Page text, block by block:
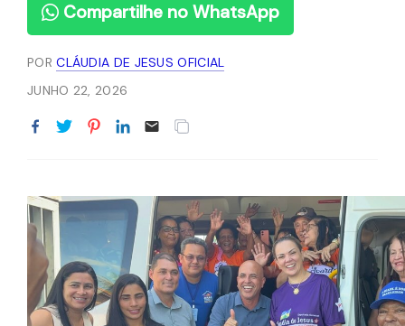
Compartilhe no WhatsApp
PORCLÁUDIA DE JESUS OFICIAL
JUNHO 22, 2026